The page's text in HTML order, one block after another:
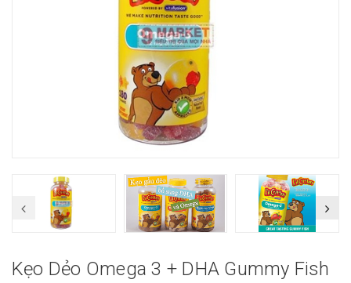
Kẹo Dẻo Omega 3 + DHA Gummy Fish